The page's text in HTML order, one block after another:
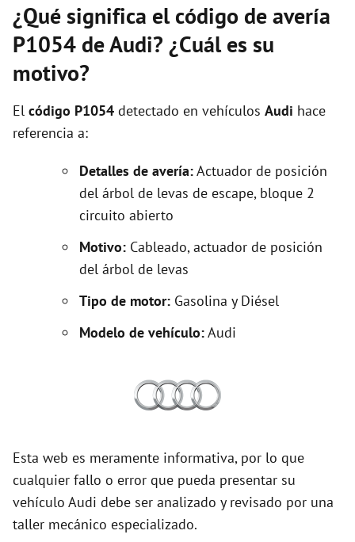
¿Qué significa el código de avería
P1054 de Audi? ¿Cuál es su
motivo?
El código P1054 detectado en vehículos Audi hace
referencia a:
Detalles de avería:Actuador de posición
del árbol de levas de escape, bloque 2
circuito abierto
Motivo: Cableado, actuador de posición
del árbol de levas
Tipo de motor: Gasolina y Diésel
Modelo de vehículo:Audi
Esta web es meramente informativa, por lo que
cualquier fallo o error que pueda presentar su
vehículo Audi debe ser analizado y revisado por una
taller mecánico especializado.